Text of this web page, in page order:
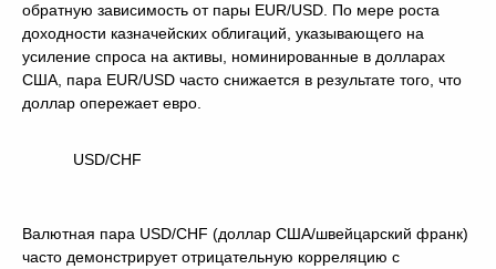
обратную зависимость от пары EUR/USD. По мере роста
доходности казначейских облигаций, указывающего на
усиление спроса на активы, номинированные в долларах
США, пара EUR/USD часто снижается в результате того, что
доллар опережает евро.
USD/CHF
Валютная пара USD/CHF (доллар США/швейцарский франк)
часто демонстрирует отрицательную корреляцию с